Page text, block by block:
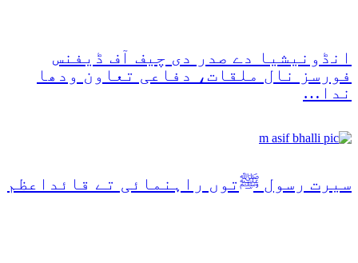
انڈونیشیا دے صدر دی چیف آف ڈیفنس
فورسز نال ملقات، دفاعی تعاون ودھا
ندا…
سیرت رسول ﷺتوں راہنمائی تے قائداعظم